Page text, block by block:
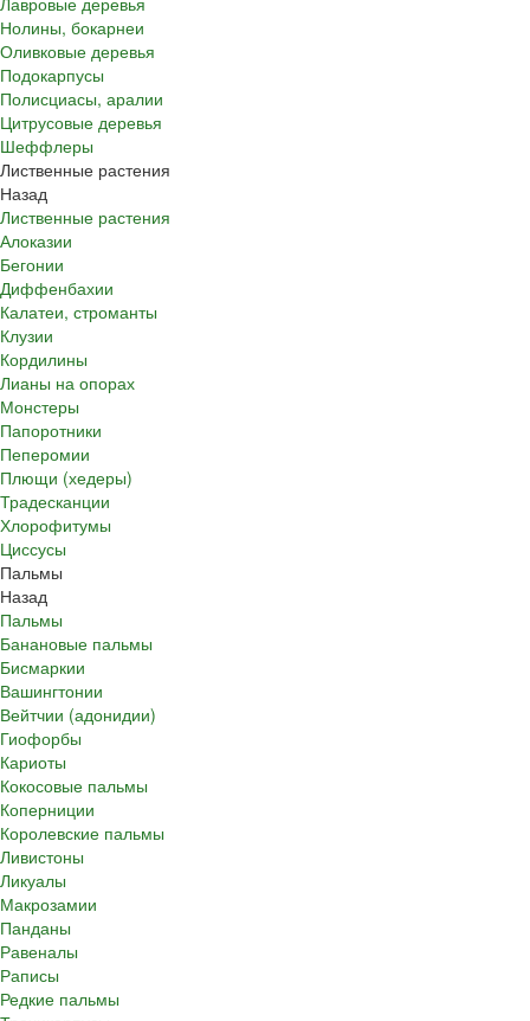
Нолины, бокарнеи
Оливковые деревья
Подокарпусы
Полисциасы, аралии
Цитрусовые деревья
Шеффлеры
Лиственные растения
Назад
Лиственные растения
Алоказии
Бегонии
Диффенбахии
Калатеи, строманты
Клузии
Кордилины
Лианы на опорах
Монстеры
Папоротники
Пеперомии
Плющи (хедеры)
Традесканции
Хлорофитумы
Циссусы
Пальмы
Назад
Пальмы
Банановые пальмы
Бисмаркии
Вашингтонии
Вейтчии (адонидии)
Гиофорбы
Кариоты
Кокосовые пальмы
Коперниции
Королевские пальмы
Ливистоны
Ликуалы
Макрозамии
Панданы
Равеналы
Раписы
Редкие пальмы